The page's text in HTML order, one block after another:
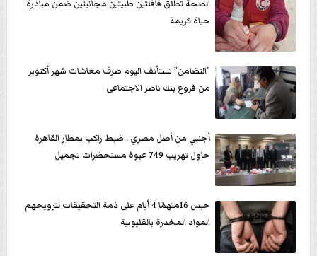
الصحة تطلق قافلتين طبيتين مجانيتين ضمن مبادرة
حياة كريمة
”التضامن” تستأنف اليوم صرف معاشات شهر أكتوبر
من فروع بنك ناصر الاجتماعى
أجنبي من أصل مصري.. ضبط راكب بمطار القاهرة
حاول تهريب 749 عبوة مستحضرات تجميل
حبس 16متهمًا 4 أيام على ذمة التحقيقات لترويجهم
المواد المخدرة بالقليوبية